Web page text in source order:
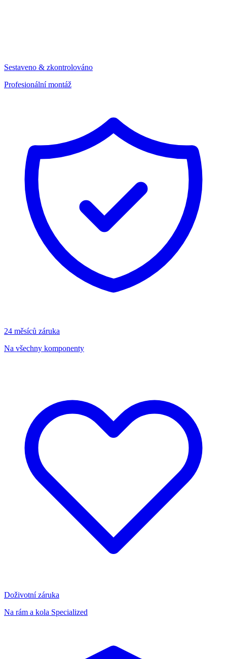
Sestaveno & zkontrolováno
Profesionální montáž
24 měsíců záruka
Na všechny komponenty
Doživotní záruka
Na rám a kola Specialized